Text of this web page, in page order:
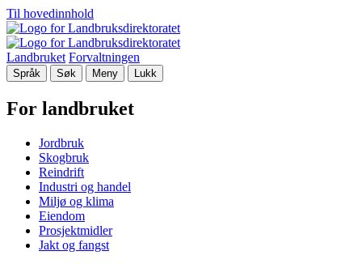
Til hovedinnhold
Landbruket Forvaltningen
Språk Søk Meny Lukk
For landbruket
Jordbruk
Skogbruk
Reindrift
Industri og handel
Miljø og klima
Eiendom
Prosjektmidler
Jakt og fangst